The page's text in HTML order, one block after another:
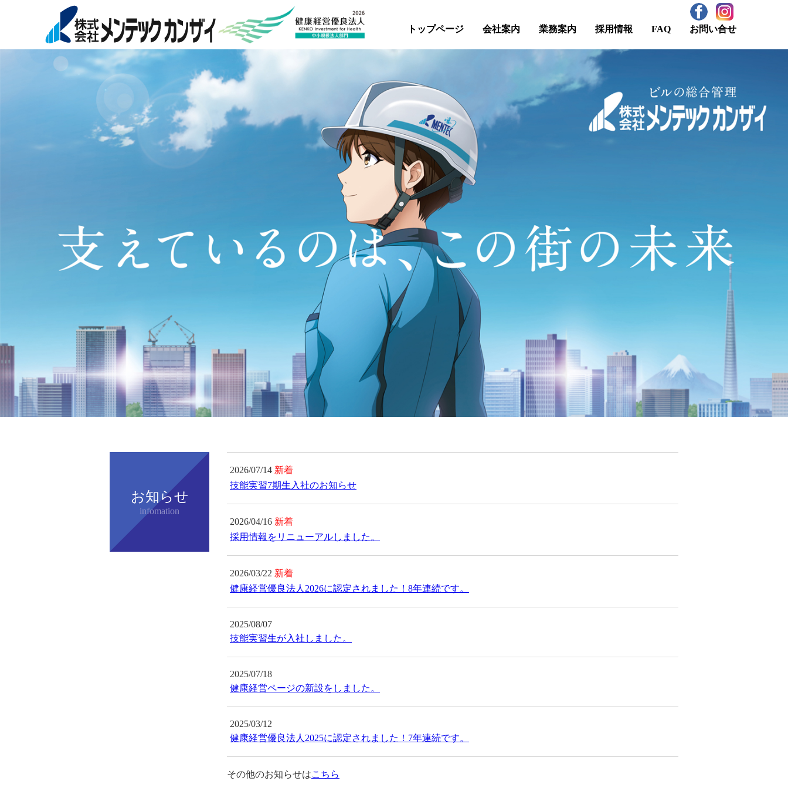
トップページ 会社案内
社長挨拶 事業所紹介 技能実習生
業務案内
設備・環境衛生業務 工務業務 プロパティマネジメント業務
採用情報 FAQ お問い合せ
お知らせ
infomation
2026/07/14 新着
技能実習7期生入社のお知らせ
2026/04/16 新着
採用情報をリニューアルしました。
2026/03/22 新着
健康経営優良法人2026に認定されました！8年連続です。
2025/08/07
技能実習生が入社しました。
2025/07/18
健康経営ページの新設をしました。
2025/03/12
健康経営優良法人2025に認定されました！7年連続です。
その他のお知らせはこちら